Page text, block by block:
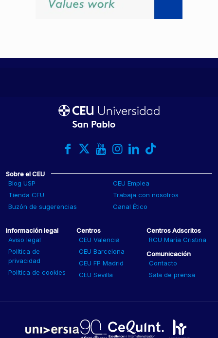
Sobre el CEU
Blog USP
CEU Emplea
Tienda CEU
Trabaja con nosotros
Buzón de sugerencias
Canal Ético
Información legal
Aviso legal
Política de
privacidad
Política de cookies
Centros
CEU Valencia
CEU Barcelona
CEU FP Madrid
CEU Sevilla
Centros Adscritos
RCU María Cristina
Comunicación
Contacto
Sala de prensa